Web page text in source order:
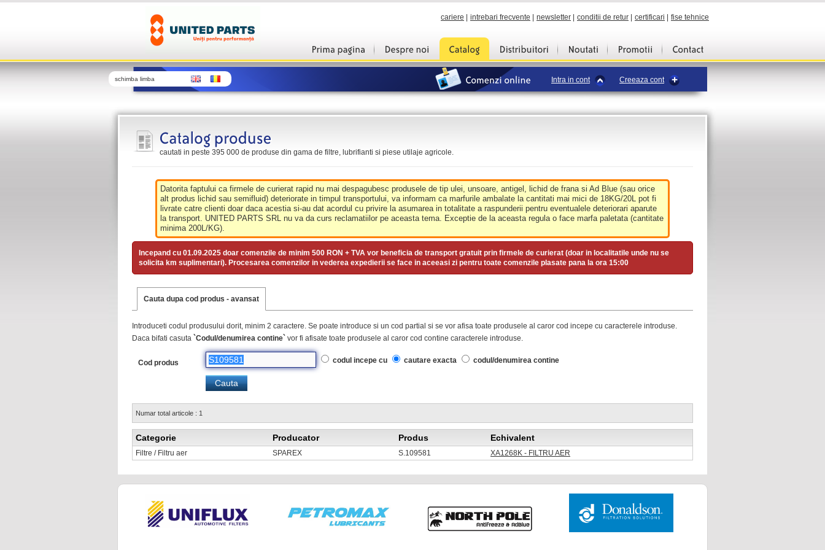
cariere intrebari frecvente newsletter conditii de retur certificari fise tehnice
schimba limba Intra in cont Creeaza cont
cautati in peste 395 000 de produse din gama de filtre, lubrifianti si piese utilaje agricole.
Datorita faptului ca firmele de curierat rapid nu mai despagubesc produsele de tip ulei, unsoare, antigel, lichid de frana si Ad Blue (sau orice
alt produs lichid sau semifluid) deteriorate in timpul transportului, va informam ca marfurile ambalate la cantitati mai mici de 18KG/20L pot fi
livrate catre clienti doar daca acestia si-au dat acordul cu privire la asumarea in totalitate a raspunderii pentru eventualele deteriorari aparute
la transport. UNITED PARTS SRL nu va da curs reclamatiilor pe aceasta tema. Exceptie de la aceasta regula o face marfa paletata (cantitate
minima 200L/KG).
Incepand cu 01.09.2025 doar comenzile de minim 500 RON + TVA vor beneficia de transport gratuit prin firmele de curierat (doar in localitatile unde nu se
solicita km suplimentari). Procesarea comenzilor in vederea expedierii se face in aceeasi zi pentru toate comenzile plasate pana la ora 15:00
Cauta dupa cod produs - avansat
Introduceti codul produsului dorit, minim 2 caractere. Se poate introduce si un cod partial si se vor afisa toate produsele al caror cod incepe cu caracterele introduse.
Daca bifati casuta `Codul/denumirea contine` vor fi afisate toate produsele al caror cod contine caracterele introduse.
Cod produs codul incepe cu cautare exacta codul/denumirea contine
Numar total articole : 1
Categorie Producator Produs Echivalent
Filtre / Filtru aer SPAREX S.109581 XA1268K - FILTRU AER